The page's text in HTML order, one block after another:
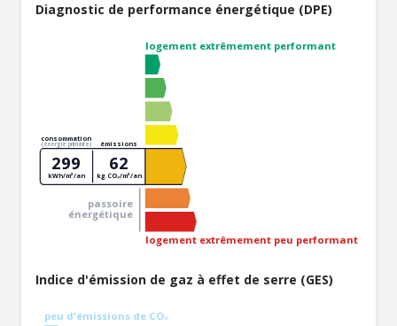
Diagnostic de performance énergétique (DPE)
logement extrêmement performant
logement extrêmement peu performant
passoire
énergétique
consommation
(énergie primaire) émissions
299
kWh/m²/an
62
kg CO₂/m²/an
Indice d'émission de gaz à effet de serre (GES)
peu d'émissions de CO₂